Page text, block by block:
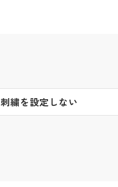
刺繍を設定しない